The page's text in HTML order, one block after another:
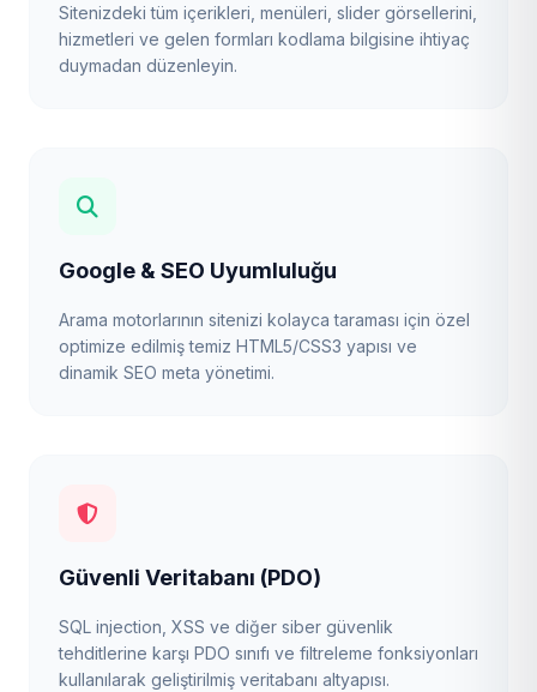
Sitenizdeki tüm içerikleri, menüleri, slider görsellerini,
hizmetleri ve gelen formları kodlama bilgisine ihtiyaç
duymadan düzenleyin.
Google & SEO Uyumluluğu
Arama motorlarının sitenizi kolayca taraması için özel
optimize edilmiş temiz HTML5/CSS3 yapısı ve
dinamik SEO meta yönetimi.
Güvenli Veritabanı (PDO)
SQL injection, XSS ve diğer siber güvenlik
tehditlerine karşı PDO sınıfı ve filtreleme fonksiyonları
kullanılarak geliştirilmiş veritabanı altyapısı.